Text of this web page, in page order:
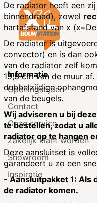
De radiator heeft een
binnendraad), zowel
hartafstand van x
De radiator is
convector) en is dan
van de radiator zelf
19,8 cm van de muur
dubbelzijdige
van de beugels.
Wij adviseren u bij
te bestellen, zodat u
radiator op te hangen
Deze aansluitset is
garandeert u zo een
- Aansluitpakket 1: Als
de radiator komen.
Informatie
Openingstijden
Contact
Onze service
Zakelijk klant worden
Showroom
Inspiratie